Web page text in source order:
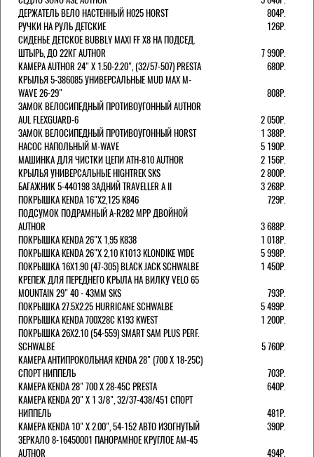
ДЕРЖАТЕЛЬ ВЕЛО НАСТЕННЫЙ H025 HORST
804Р.
РУЧКИ НА РУЛЬ ДЕТСКИЕ
126Р.
СИДЕНЬЕ ДЕТСКОЕ BUBBLY MAXI FF X8 НА ПОДСЕД.
ШТЫРЬ, ДО 22КГ AUTHOR
7 990Р.
КАМЕРА AUTHOR 24" Х 1.50-2.20", (32/57-507) PRESTA
680Р.
КРЫЛЬЯ 5-386085 УНИВЕРСАЛЬНЫЕ MUD MAX M-
WAVE 26-29"
808Р.
ЗАМОК ВЕЛОСИПЕДНЫЙ ПРОТИВОУГОННЫЙ AUTHOR
AUL FLEXGUARD-6
2 050Р.
ЗАМОК ВЕЛОСИПЕДНЫЙ ПРОТИВОУГОННЫЙ HORST
1 388Р.
НАСОС НАПОЛЬНЫЙ M-WAVE
5 190Р.
МАШИНКА ДЛЯ ЧИСТКИ ЦЕПИ ATH-810 AUTHOR
2 156Р.
КРЫЛЬЯ УНИВЕРСАЛЬНЫЕ HIGHTREK SKS
2 800Р.
БАГАЖНИК 5-440198 ЗАДНИЙ TRAVELLER A II
3 268Р.
ПОКРЫШКА KENDA 16"Х2,125 K846
729Р.
ПОДСУМОК ПОДРАМНЫЙ A-R282 MPP ДВОЙНОЙ
AUTHOR
3 688Р.
ПОКРЫШКА KENDA 26"Х 1,95 K838
1 018Р.
ПОКРЫШКА KENDA 26"Х 2,10 K1013 KLONDIKE WIDE
5 998Р.
ПОКРЫШКА 16X1.90 (47-305) BLACK JACK SCHWALBE
1 450Р.
КРЕПЕЖ ДЛЯ ПЕРЕДНЕГО КРЫЛА НА ВИЛКУ VELO 65
MOUNTAIN 29" 40 - 43ММ SKS
793Р.
ПОКРЫШКА 27.5X2.25 HURRICANE SCHWALBE
5 499Р.
ПОКРЫШКА KENDA 700Х28С K193 KWEST
1 200Р.
ПОКРЫШКА 26X2.10 (54-559) SMART SAM PLUS PERF.
SCHWALBE
5 760Р.
КАМЕРА АНТИПРОКОЛЬНАЯ KENDA 28" (700 Х 18-25C)
СПОРТ НИППЕЛЬ
703Р.
КАМЕРА KENDA 28" 700 Х 28-45С PRESTA
640Р.
КАМЕРА KENDA 20" Х 1 3/8", 32/37-438/451 СПОРТ
НИППЕЛЬ
481Р.
КАМЕРА KENDA 10" Х 2.00", 54-152 АВТО ИЗОГНУТЫЙ
390Р.
ЗЕРКАЛО 8-16450001 ПАНОРАМНОЕ КРУГЛОЕ AM-45
AUTHOR
494Р.